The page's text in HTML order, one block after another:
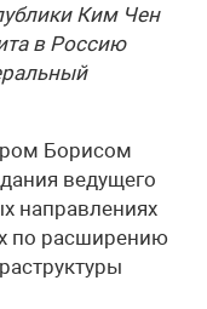
Ким Чен
в Россию
Борисом
ведущего
направлениях
по расширению